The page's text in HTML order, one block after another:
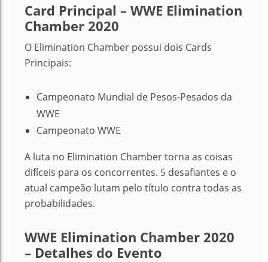
Card Principal – WWE Elimination
Chamber 2020
O Elimination Chamber possui dois Cards
Principais:
Campeonato Mundial de Pesos-Pesados da
WWE
Campeonato WWE
A luta no Elimination Chamber torna as coisas
difíceis para os concorrentes. 5 desafiantes e o
atual campeão lutam pelo título contra todas as
probabilidades.
WWE Elimination Chamber 2020
– Detalhes do Evento